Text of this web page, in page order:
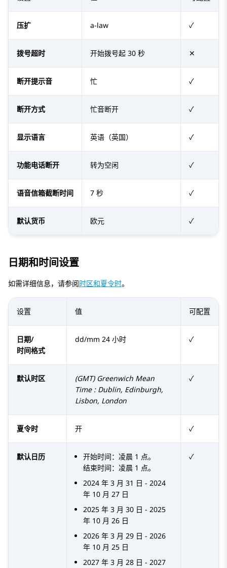
压扩 a-law ✓
拨号超时 开始拨号起 30 秒 ✕
断开提示音 忙 ✓
断开方式 忙音断开 ✓
显示语言 英语（英国） ✓
功能电话断开 转为空闲 ✓
语音信箱截断时间 7 秒 ✓
默认货币 欧元 ✓
日期和时间设置
如需详细信息，请参阅时区和夏令时。
设置 值 可配置
日期/
时间格式
dd/mm 24 小时 ✓
默认时区
(GMT) Greenwich Mean
Time : Dublin, Edinburgh,
Lisbon, London
✓
夏令时 开 ✓
默认日历
开始时间：凌晨 1 点。
结束时间：凌晨 1 点。
2024 年 3 月 31 日 - 2024
年 10 月 27 日
2025 年 3 月 30 日 - 2025
年 10 月 26 日
2026 年 3 月 29 日 - 2026
年 10 月 25 日
2027 年 3 月 28 日 - 2027
✓